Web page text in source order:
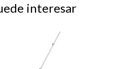
interesar